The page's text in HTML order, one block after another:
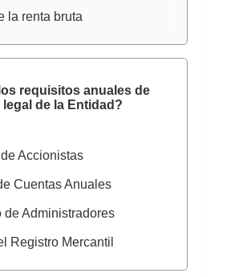
la renta bruta
requisitos anuales de
de la Entidad?
Accionistas
Cuentas Anuales
de Administradores
Registro Mercantil